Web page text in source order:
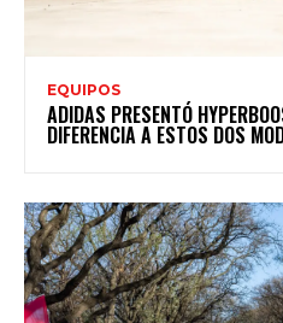
EQUIPOS
ADIDAS PRESENTÓ
DIFERENCIA A ESTOS DOS